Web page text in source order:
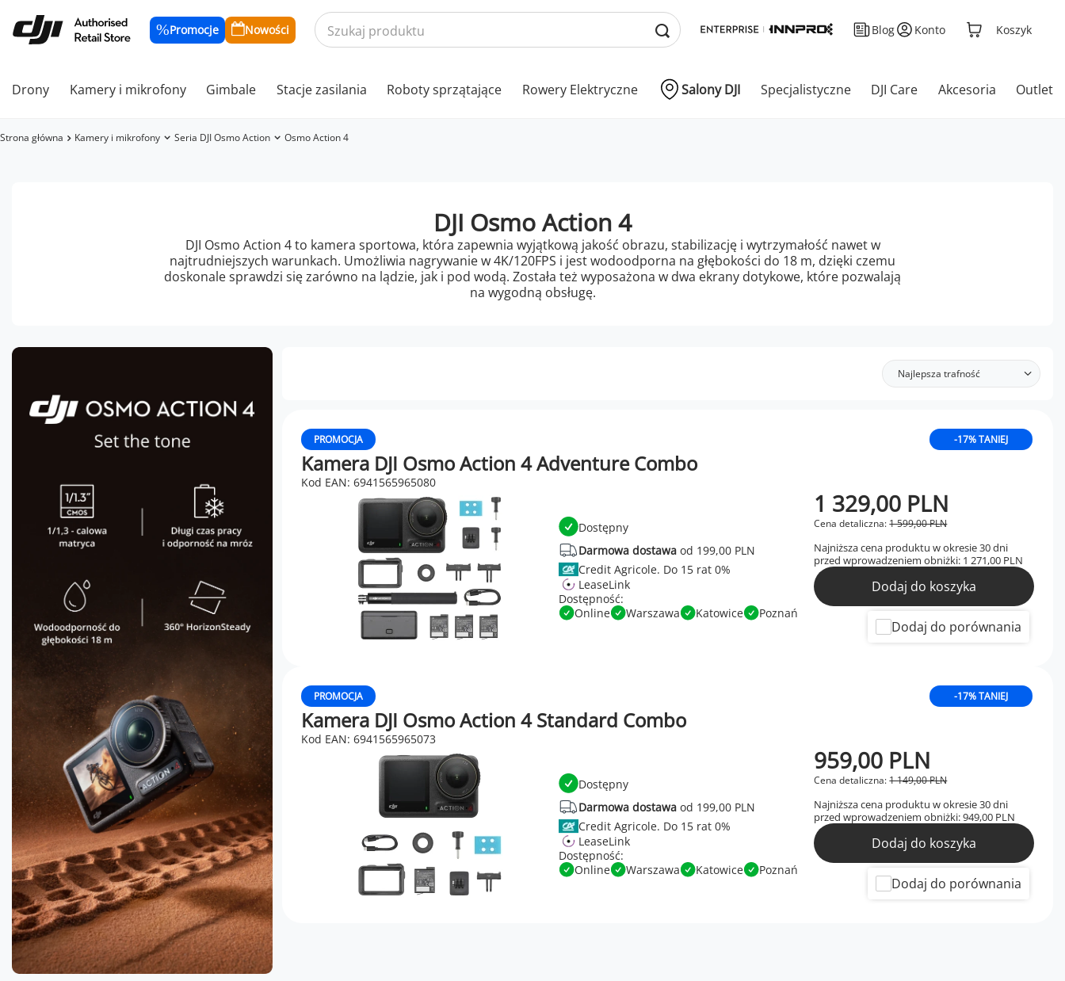
Promocje Nowości Blog Konto Koszyk
Drony Kamery i mikrofony Gimbale Stacje zasilania Roboty sprzątające Rowery Elektryczne Salony DJI Specjalistyczne DJI Care Akcesoria Outlet
Strona główna Kamery i mikrofony Seria DJI Osmo Action Osmo Action 4
DJI Osmo Action 4
DJI Osmo Action 4 to kamera sportowa, która zapewnia wyjątkową jakość obrazu, stabilizację i wytrzymałość nawet w
najtrudniejszych warunkach. Umożliwia nagrywanie w 4K/120FPS i jest wodoodporna na głębokości do 18 m, dzięki czemu
doskonale sprawdzi się zarówno na lądzie, jak i pod wodą. Została też wyposażona w dwa ekrany dotykowe, które pozwalają
na wygodną obsługę.
Najlepsza trafność
PROMOCJA -17% TANIEJ
Kamera DJI Osmo Action 4 Adventure Combo
Kod EAN: 6941565965080
Dostępny
Darmowa dostawaod 199,00 PLN
Credit Agricole.
LeaseLink
Dostępność:
Online
Warszawa Katowice Poznań
Cena detaliczna:1 599,00 PLN
1 329,00 PLN
Najniższa cena produktu w okresie 30 dni
przed wprowadzeniem obniżki: 1 271,00 PLN
Dodaj do koszyka
Dodaj do porównania
PROMOCJA -17% TANIEJ
Kamera DJI Osmo Action 4 Standard Combo
Kod EAN: 6941565965073
Dostępny
Darmowa dostawaod 199,00 PLN
Credit Agricole.
LeaseLink
Dostępność:
Online
Warszawa Katowice Poznań
Cena detaliczna:1 149,00 PLN
959,00 PLN
Najniższa cena produktu w okresie 30 dni
przed wprowadzeniem obniżki:949,00 PLN
Dodaj do koszyka
Dodaj do porównania